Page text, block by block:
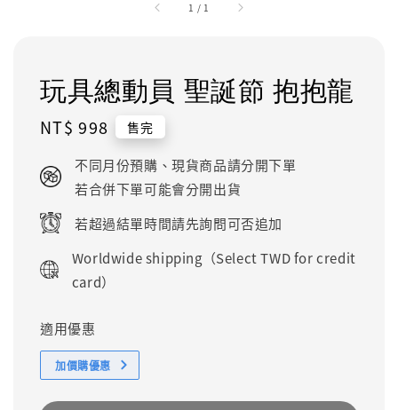
1 / 1
玩具總動員 聖誕節 抱抱龍
Regular
NT$ 998 售完
不同月份預購、現貨商品請分開下單
若合併下單可能會分開出貨
若超過結單時間請先詢問可否追加
Worldwide shipping（Select TWD for credit
card）
適用優惠
加價購優惠